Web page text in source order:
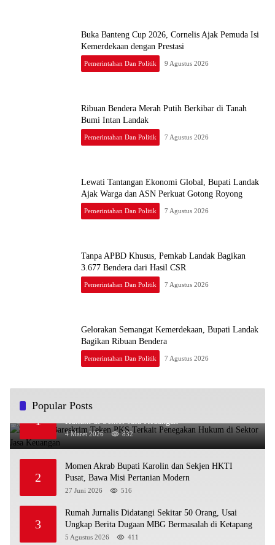
Buka Banteng Cup 2026, Cornelis Ajak Pemuda Isi
Kemerdekaan dengan Prestasi
Pemerintahan Dan Politik 9 Agustus 2026
Ribuan Bendera Merah Putih Berkibar di Tanah
Bumi Intan Landak
Pemerintahan Dan Politik 7 Agustus 2026
Lewati Tantangan Ekonomi Global, Bupati Landak
Ajak Warga dan ASN Perkuat Gotong Royong
Pemerintahan Dan Politik 7 Agustus 2026
Tanpa APBD Khusus, Pemkab Landak Bagikan
3.677 Bendera dari Hasil CSR
Pemerintahan Dan Politik 7 Agustus 2026
Gelorakan Semangat Kemerdekaan, Bupati Landak
Bagikan Ribuan Bendera
Pemerintahan Dan Politik 7 Agustus 2026
Popular Posts
1
OJK dan Bareskrim Teken PKS Terkait Penegakan
4 Maret 2026 832
2
Momen Akrab Bupati Karolin dan Sekjen HKTI
27 Juni 2026 516
3
Rumah Jurnalis Didatangi Sekitar 50 Orang, Usai
Ungkap Berita Dugaan MBG Bermasalah di Ketapang
5 Agustus 2026 411